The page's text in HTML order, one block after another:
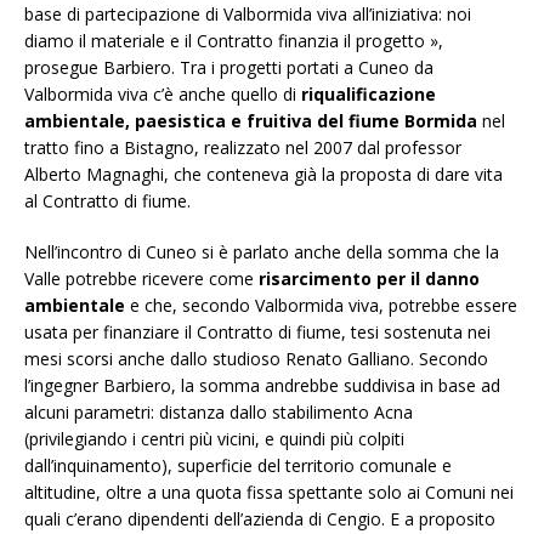
base di partecipazione di Valbormida viva all’iniziativa: noi
diamo il materiale e il Contratto finanzia il progetto »,
prosegue Barbiero. Tra i progetti portati a Cuneo da
Valbormida viva c’è anche quello di riqualificazione
ambientale, paesistica e fruitiva del fiume Bormida nel
tratto fino a Bistagno, realizzato nel 2007 dal professor
Alberto Magnaghi, che conteneva già la proposta di dare vita
al Contratto di fiume.
Nell’incontro di Cuneo si è parlato anche della somma che la
Valle potrebbe ricevere come risarcimento per il danno
ambientale e che, secondo Valbormida viva, potrebbe essere
usata per finanziare il Contratto di fiume, tesi sostenuta nei
mesi scorsi anche dallo studioso Renato Galliano. Secondo
l’ingegner Barbiero, la somma andrebbe suddivisa in base ad
alcuni parametri: distanza dallo stabilimento Acna
(privilegiando i centri più vicini, e quindi più colpiti
dall’inquinamento), superficie del territorio comunale e
altitudine, oltre a una quota fissa spettante solo ai Comuni nei
quali c’erano dipendenti dell’azienda di Cengio. E a proposito